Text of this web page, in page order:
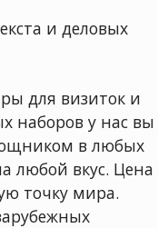
и деловых
для визиток и
наборов у нас вы
в любых
любой вкус. Цена
точку мира.